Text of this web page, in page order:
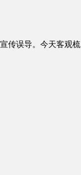
传误导。今天客观梳